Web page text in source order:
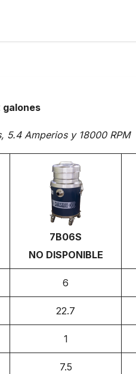
galones
5.4 Amperios y 18000 RPM
7B06S
NO DISPONIBLE
6
22.7
1
7.5